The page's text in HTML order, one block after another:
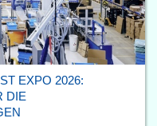
EXPO 2026:
DIE